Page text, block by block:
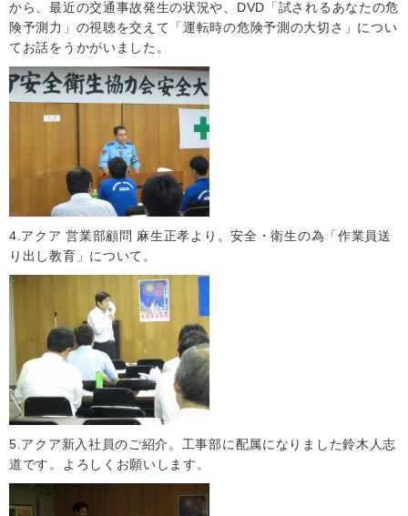
から、最近の交通事故発生の状況や、DVD「試されるあなたの危
険予測力」の視聴を交えて「運転時の危険予測の大切さ」につい
てお話をうかがいました。
4.アクア 営業部顧問 麻生正孝より。安全・衛生の為「作業員送
り出し教育」について。
5.アクア新入社員のご紹介。工事部に配属になりました鈴木人志
道です。よろしくお願いします。